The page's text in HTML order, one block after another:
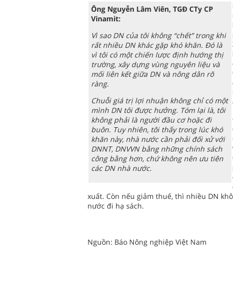
Ông Nguyễn Lâm Viên, TGĐ CTy CP
Vinamit:
Vì sao DN của tôi không “chết” trong khi
rất nhiều DN khác gặp khó khăn. Đó là
vì tôi có một chiến lược định hướng thị
trường, xây dựng vùng nguyên liệu và
mối liên kết giữa DN và nông dân rõ
ràng.
Chuỗi giá trị lợi nhuận không chỉ có một
mình DN tôi được hưởng. Tóm lại là, tôi
không phải là người đầu cơ hoặc đi
buôn. Tuy nhiên, tôi thấy trong lúc khó
khăn này, nhà nước cần phải đối xử với
DNNT, DNVVN bằng những chính sách
công bằng hơn, chứ không nên ưu tiên
các DN nhà nước.
xuất. Còn nếu giảm thuế, thì nhiều DN
nước đi hạ sách.
Nguồn: Báo Nông nghiệp Việt Nam